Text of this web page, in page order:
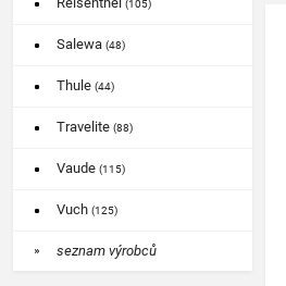
(105)
Salewa (48)
Thule (44)
Travelite (88)
Vaude (115)
Vuch (125)
seznam výrobců